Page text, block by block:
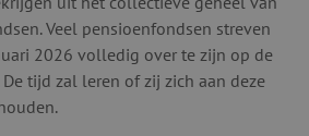
Veel pensioenfondsen streven
2026 volledig over te zijn op de
tijd zal leren of zij zich aan deze